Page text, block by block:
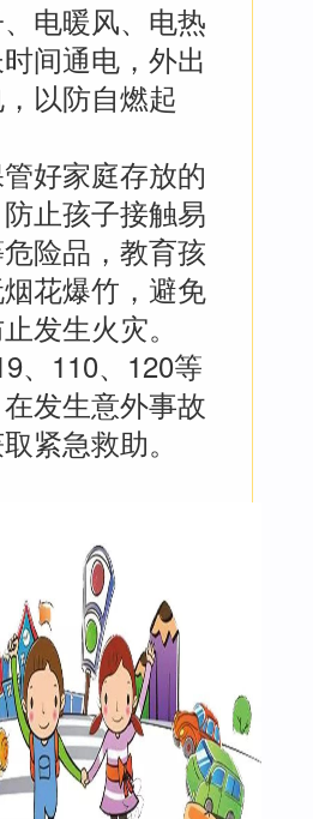
电暖风、电热
间通电，外出
以防自燃起
好家庭存放的
止孩子接触易
险品，教育孩
花爆竹，避免
发生火灾。
、110、120等
发生意外事故
紧急救助。